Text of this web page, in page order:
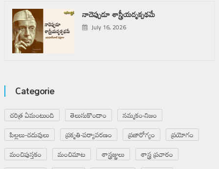
నాదెప్పుడూ శాస్త్రీయదృక్పథమే
July 16, 2026
Categorie
చరిత్ర ఏమంటుంది తెలుసుకొందాం
నమ్మకం-నిజం
పిల్లలు-చదువులు
ప్రకృతి-పర్యావరణం ప్రజారోగ్యం
ప్రయోగం
మంచిపుస్తకం
మంచిమాట శాస్త్రజ్ఞులు
శాస్త్ర ప్రచారం